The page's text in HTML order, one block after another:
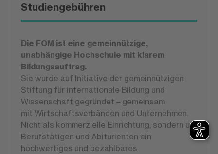
Studiengebühren
Die FOM ist eine gemeinnützige,
unabhängige Hochschule mit klarem
Bildungsauftrag.
Sie wurde auf Initiative der gemeinnützigen
Stiftung für internationale Bildung und
Wissenschaft gegründet – gemeinsam
mit Wirtschaftsverbänden und Unternehmen.
Nicht als kommerzielle Einrichtung, sondern um
Berufstätigen und Abiturienten ein
hochwertiges und bezahlbares